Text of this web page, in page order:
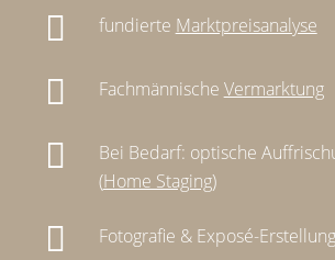
fundierte Marktpreisanalyse
Fachmännische Vermarktung
Bei Bedarf: optische
(Home Staging)
Fotografie & Exposé-Erstellung